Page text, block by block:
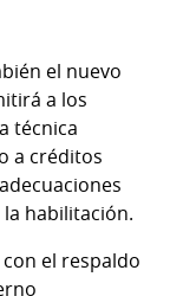
el nuevo
a los
técnica
a créditos
habilitación.
el respaldo